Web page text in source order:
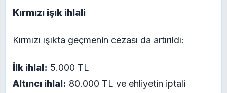
Kırmızı işık ihlali
Kırmızı ışıkta geçmenin cezası da artırıldı:
İlk ihlal: 5.000 TL
Altıncı ihlal: 80.000 TL ve ehliyetin iptali